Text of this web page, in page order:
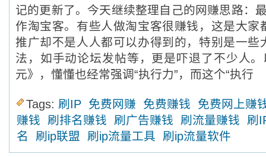
记的更新了。今天继续整理自己的网赚思路：
作淘宝客。有些人做淘宝客很赚钱，这是大家
推广却不是人人都可以办得到的，特别是一些
法，如手动论坛发帖等，更是吓退了不少人
元》，懂懂也经常强调“执行力”，而这个“执行
Tags: 刷IP 免费网赚 免费赚钱
免费网上赚
赚钱
刷排名赚钱 刷广告赚钱 刷流量赚钱
刷
名
刷ip联盟 刷ip流量工具 刷ip流量软件